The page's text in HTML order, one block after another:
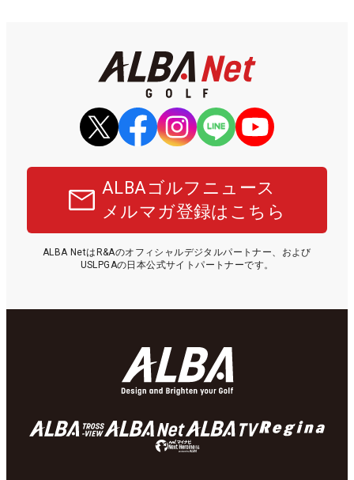
ALBAゴルフニュース
メルマガ登録はこちら
ALBA NetはR&Aのオフィシャルデジタルパートナー、および
USLPGAの日本公式サイトパートナーです。